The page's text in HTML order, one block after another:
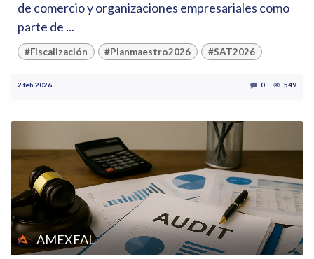
de comercio y organizaciones empresariales como
parte de ...
#Fiscalización #Planmaestro2026 #SAT2026
2 feb 2026 0 549
AMEXFAL